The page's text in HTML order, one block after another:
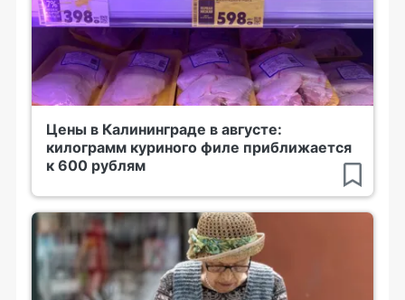
Цены в Калининграде в августе:
килограмм куриного филе приближается
к 600 рублям